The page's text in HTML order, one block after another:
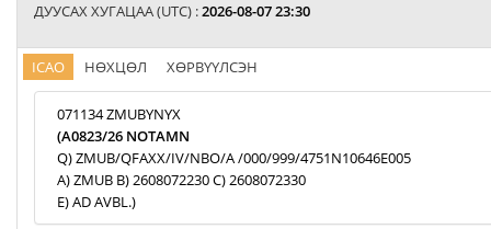
ДУУСАХ ХУГАЦАА (UTC) :2026-08-07 23:30
ICAO НӨХЦӨЛ ХӨРВҮҮЛСЭН
071134 ZMUBYNYX
(A0823/26 NOTAMN
Q) ZMUB/QFAXX/IV/NBO/A /000/999/4751N10646E005
A) ZMUB B) 2608072230 C) 2608072330
E) AD AVBL.)